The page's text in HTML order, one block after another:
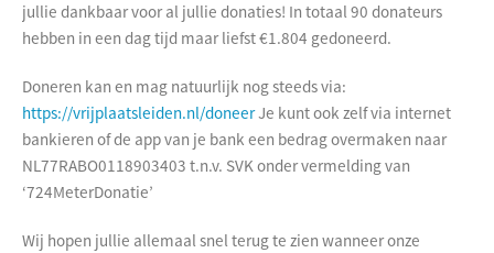
jullie dankbaar voor al jullie donaties! In totaal 90 donateurs
hebben in een dag tijd maar liefst €1.804 gedoneerd.
Doneren kan en mag natuurlijk nog steeds via:
https://vrijplaatsleiden.nl/doneerJe kunt ook zelf via internet
bankieren of de app van je bank een bedrag overmaken naar
NL77RABO0118903403 t.n.v. SVK onder vermelding van
‘724MeterDonatie’
Wij hopen jullie allemaal snel terug te zien wanneer onze